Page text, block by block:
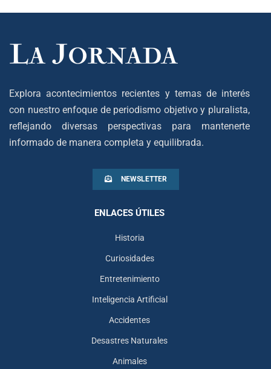
Explora acontecimientos recientes y temas de interés
con nuestro enfoque de periodismo objetivo y pluralista,
reflejando diversas perspectivas para mantenerte
informado de manera completa y equilibrada.
NEWSLETTER
ENLACES ÚTILES
Historia
Curiosidades
Entretenimiento
Inteligencia Artificial
Accidentes
Desastres Naturales
Animales